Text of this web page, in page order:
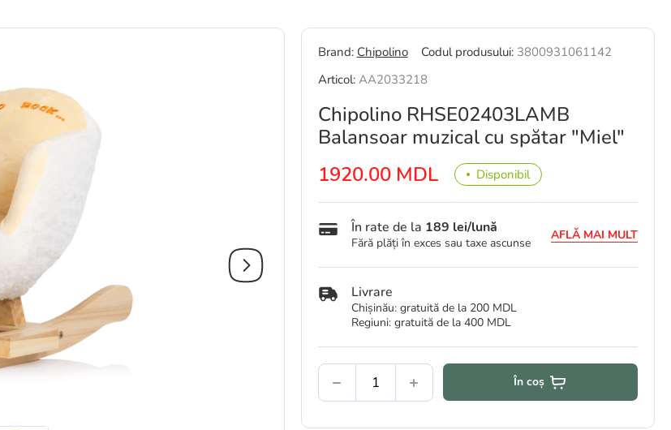
Brand: Chipolino Codul produsului: 3800931061142
Articol: AA2033218
Chipolino RHSE02403LAMB
Balansoar muzical cu spătar "Miel"
1920.00 MDL
Disponibil
În rate de la 189 lei/lună
Fără plăți în exces sau taxe ascunse
AFLĂ MAI MULT
Livrare
Chișinău: gratuită de la 200 MDL
Regiuni: gratuită de la 400 MDL
În coș